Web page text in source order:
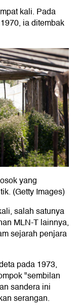
kali. Pada
ia ditembak
yang
(Getty Images)
salah satunya
MLN-T lainnya,
sejarah penjara
pada 1973,
"sembilan
sandera ini
serangan.